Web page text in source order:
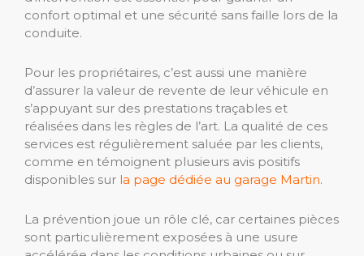
confort optimal et une sécurité sans faille lors de la
conduite.
Pour les propriétaires, c’est aussi une manière
d’assurer la valeur de revente de leur véhicule en
s’appuyant sur des prestations traçables et
réalisées dans les règles de l’art. La qualité de ces
services est régulièrement saluée par les clients,
comme en témoignent plusieurs avis positifs
disponibles sur la page dédiée au garage Martin.
La prévention joue un rôle clé, car certaines pièces
sont particulièrement exposées à une usure